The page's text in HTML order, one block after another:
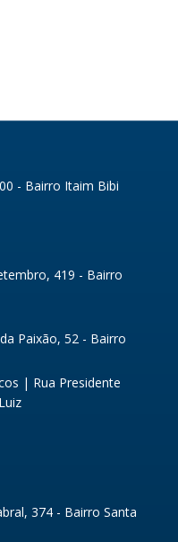
- Bairro Itaim Bibi
419 - Bairro
Paixão, 52 - Bairro
| Rua Presidente
374 - Bairro Santa